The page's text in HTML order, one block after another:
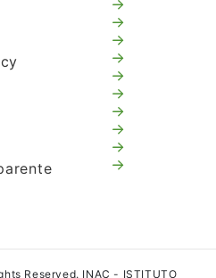
Reserved. INAC - ISTITUTO